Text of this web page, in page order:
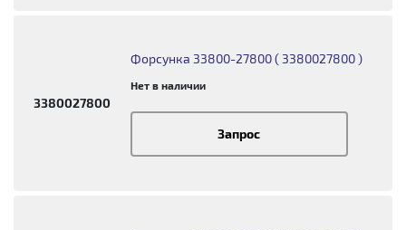
3380027800
Форсунка 33800-27800 ( 3380027800 )
Нет в наличии
Запрос